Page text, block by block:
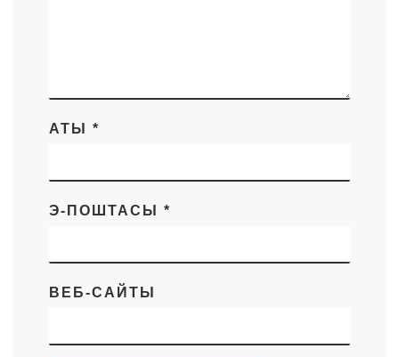
АТЫ *
Э-ПОШТАСЫ *
ВЕБ-САЙТЫ